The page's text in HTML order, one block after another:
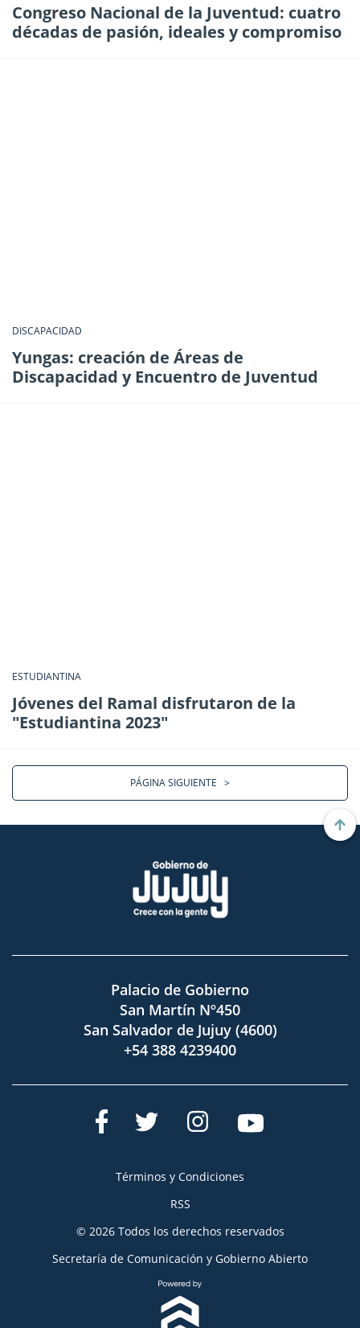
Congreso Nacional de la Juventud: cuatro
décadas de pasión, ideales y compromiso
DISCAPACIDAD
Yungas: creación de Áreas de
Discapacidad y Encuentro de Juventud
ESTUDIANTINA
Jóvenes del Ramal disfrutaron de la
"Estudiantina 2023"
PÁGINA SIGUIENTE >
Palacio de Gobierno
San Martín Nº450
San Salvador de Jujuy (4600)
+54 388 4239400
Términos y Condiciones
RSS
© 2026 Todos los derechos reservados
Secretaría de Comunicación y Gobierno Abierto